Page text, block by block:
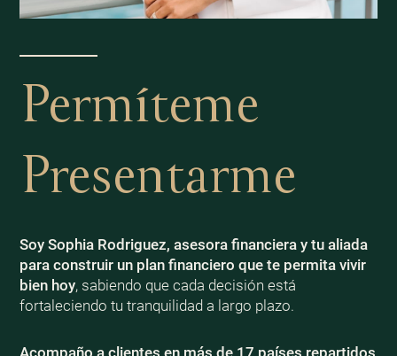
Permíteme
Presentarme
Soy Sophia Rodriguez, asesora financiera y tu aliada
para construir un plan financiero que te permita vivir
bien hoy, sabiendo que cada decisión está
fortaleciendo tu tranquilidad a largo plazo.
Acompaño a clientes en más de 17 países repartidos